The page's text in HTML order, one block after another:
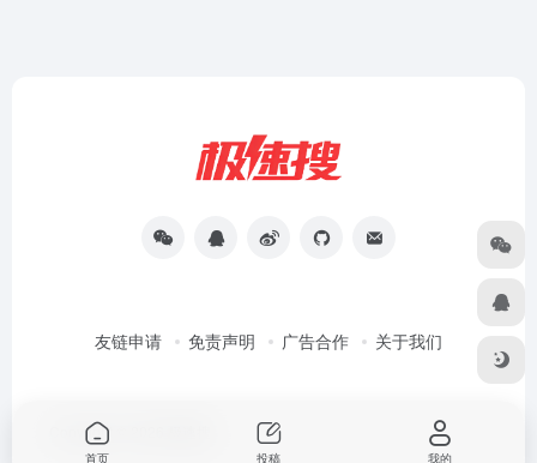
友链申请 免责声明 广告合作 关于我们
Copyright © 2026
首页 投稿 我的